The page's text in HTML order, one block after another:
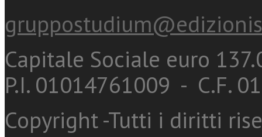
Capitale Sociale euro
P.I. 01014761009 - C.F.
Copyright -Tutti i diritti